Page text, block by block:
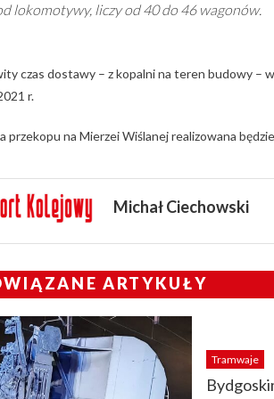
lokomotywy, liczy od 40 do 46 wagonów.
czas dostawy – z kopalni na teren budowy –
r.
przekopu na Mierzei Wiślanej realizowana
Michał Ciechowski
ARTYKUŁY
Tramwaje